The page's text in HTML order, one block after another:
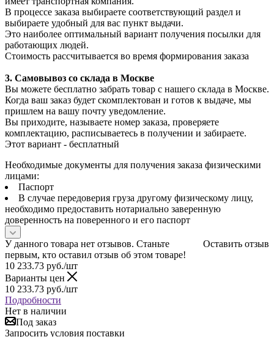
В процессе заказа выбираете соответствующий раздел и
выбираете удобный для вас пункт выдачи.
Это наиболее оптимальный вариант получения посылки для
работающих людей.
Стоимость рассчитывается во время формирования заказа
3. Самовывоз со склада в Москве
Вы можете бесплатно забрать товар с нашего склада в Москве.
Когда ваш заказ будет скомплектован и готов к выдаче, мы
пришлем на вашу почту уведомление.
Вы приходите, называете номер заказа, проверяете
комплектацию, расписываетесь в получении и забираете.
Этот вариант - бесплатный
Необходимые документы для получения заказа физическими
лицами:
Паспорт
В случае передоверия груза другому физическому лицу,
необходимо предоставить нотариально заверенную
доверенность на поверенного и его паспорт
Оставить отзыв
У данного товара нет отзывов. Станьте
первым, кто оставил отзыв об этом товаре!
10 233.73 руб./шт
Варианты цен
10 233.73 руб./шт
Подробности
Нет в наличии
Под заказ
Запросить условия поставки